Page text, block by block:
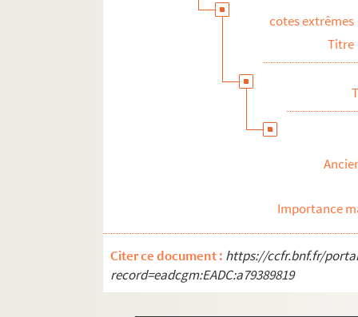
Affaire Blois. Radio L.-L. et procès
Impression de voyage : Munich (1910)
Articles de presse divers
Biographie
cotes extrêmes
Titre
Importance
Citer ce document : https://ccfr.bnf.fr/
record=eadcgm:EADC:a79389819